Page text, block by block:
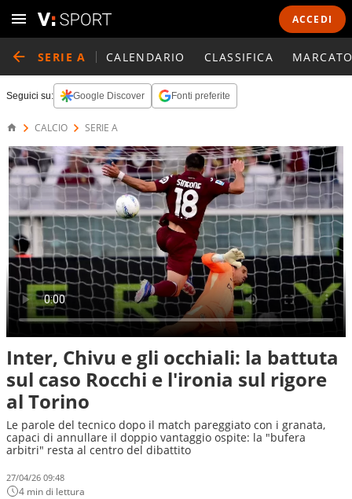
ACCEDI
SERIE A CALENDARIO CLASSIFICA
Seguici su: Google Discover Fonti preferite
CALCIO SERIE A
Inter, Chivu e gli occhiali: la battuta
sul caso Rocchi e l'ironia sul rigore
al Torino
Le parole del tecnico dopo il match pareggiato con i granata,
capaci di annullare il doppio vantaggio ospite: la "bufera
arbitri" resta al centro del dibattito
27/04/26 09:48
4 min di lettura